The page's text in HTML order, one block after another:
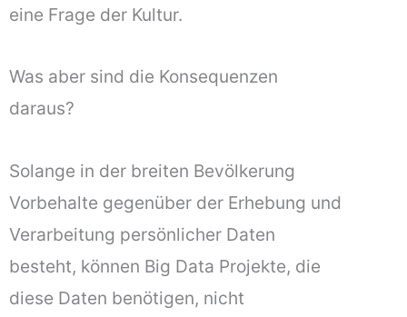
eine Frage der Kultur.
Was aber sind die Konsequenzen
daraus?
Solange in der breiten Bevölkerung
Vorbehalte gegenüber der Erhebung und
Verarbeitung persönlicher Daten
besteht, können Big Data Projekte, die
diese Daten benötigen, nicht